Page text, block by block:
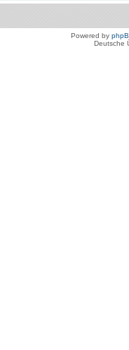
Powered by
Deutsche